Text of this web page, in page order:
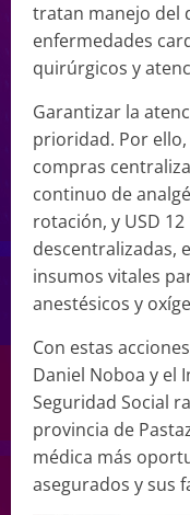
tratan manejo del
enfermedades
quirúrgicos y
Garantizar la
prioridad. Por ello,
compras
continuo de
rotación, y USD
descentralizadas,
insumos vitales
anestésicos y
Con estas
Daniel Noboa y el
Seguridad Social
provincia de
médica más
asegurados y sus